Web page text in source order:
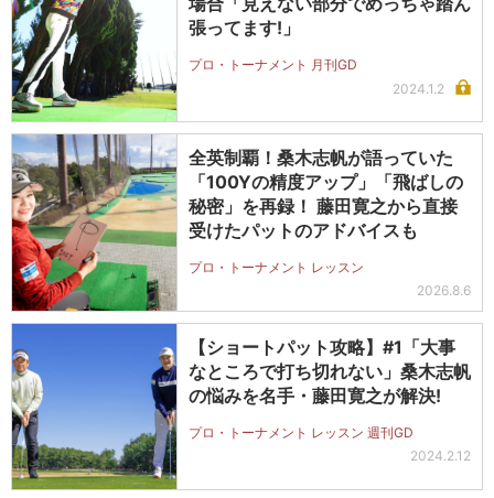
張ってます!」
プロ・トーナメント 月刊GD
2024.1.2
全英制覇！桑木志帆が語っていた
「100Yの精度アップ」「飛ばしの
秘密」を再録！ 藤田寛之から直接
受けたパットのアドバイスも
プロ・トーナメント レッスン
2026.8.6
【ショートパット攻略】#1「大事
なところで打ち切れない」桑木志帆
の悩みを名手・藤田寛之が解決!
プロ・トーナメント レッスン 週刊GD
2024.2.12